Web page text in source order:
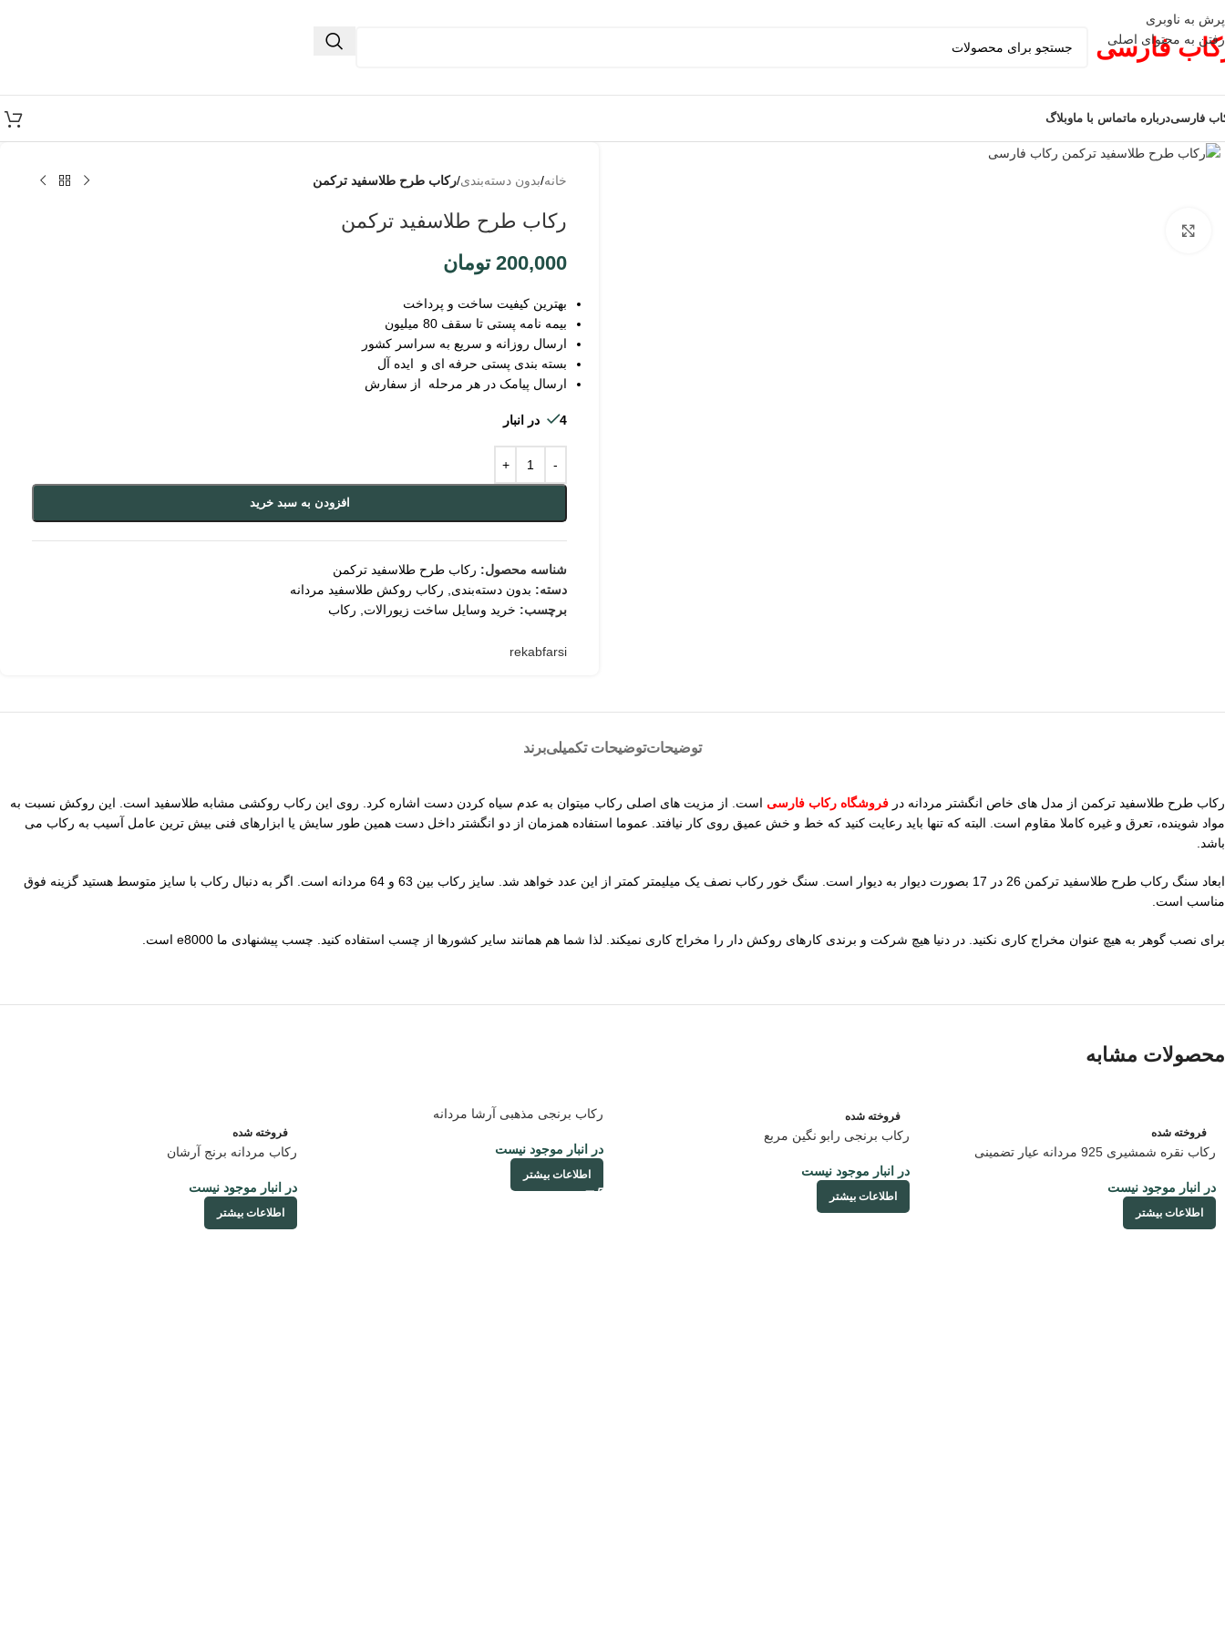
پرش به ناوبری
رفتن به محتوای اصلی
فارسی
فارسیدرباره ماتماس با ماوبلاگ
خانه/بدون دسته‌بندی/رکاب طرح طلاسفید ترکمن
رکاب طرح طلاسفید ترکمن
200,000 تومان
بهترین کیفیت ساخت و پرداخت
بیمه نامه پستی تا سقف 80 میلیون
ارسال روزانه و سریع به سراسر کشور
بسته بندی پستی حرفه ای و ایده آل
ارسال پیامک در هر مرحله از سفارش
4 در انبار
افزودن به سبد خرید
شناسه محصول: رکاب طرح طلاسفید ترکمن
دسته: بدون دسته‌بندی
رکاب روکش طلاسفید مردانه
برچسب: خرید وسایل ساخت زیورالات رکاب
rekabfarsi
توضیحاتتوضیحات تکمیلیبرند
رکاب طرح طلاسفید ترکمن از مدل های خاص انگشتر مردانه در فروشگاه رکاب فارسی است. از مزیت های اصلی رکاب میتوان به عدم سیاه کردن دست اشاره کرد. روی این رکاب روکشی مشابه طلاسفید است. این روکش نسبت به
مواد شوینده، تعرق و غیره کاملا مقاوم است. البته که تنها باید رعایت کنید که خط و خش عمیق روی کار نیافتد. عموما استفاده همزمان از دو انگشتر داخل دست همین طور سایش یا ابزارهای فنی بیش ترین عامل آسیب به رکاب می
باشد.
ابعاد سنگ رکاب طرح طلاسفید ترکمن 26 در 17 بصورت دیوار به دیوار است. سنگ خور رکاب نصف یک میلیمتر کمتر از این عدد خواهد شد. سایز رکاب بین 63 و 64 مردانه است. اگر به دنبال رکاب با سایز متوسط هستید گزینه فوق
مناسب است.
برای نصب گوهر به هیچ عنوان مخراج کاری نکنید. در دنیا هیچ شرکت و برندی کارهای روکش دار را مخراج کاری نمیکند. لذا شما هم همانند سایر کشورها از چسب استفاده کنید. چسب پیشنهادی ما e8000 است.
محصولات مشابه
فروخته شده
رکاب نقره شمشیری 925 مردانه عیار تضمینی
در انبار موجود نیست
اطلاعات بیشتر
فروخته شده
رکاب برنجی رابو نگین مربع
در انبار موجود نیست
اطلاعات بیشتر
رکاب برنجی مذهبی آرشا مردانه
در انبار موجود نیست
اطلاعات بیشتر
فروخته شده
رکاب مردانه برنج آرشان
در انبار موجود نیست
اطلاعات بیشتر